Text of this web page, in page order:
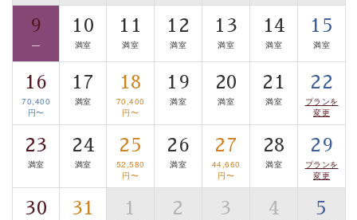
【旅】
■諏訪大社4社を巡る無料参拝バス
豊富な知識を持ったドライバー兼ガイドが諏訪大社をご
案内します。事前ご予約制ですので、ご利用ご希望の方
は【3日前まで】にお電話ください。
※交通規制などにより運行できない日がございます
※年末年始及び御柱祭前後は運行しておりません
以上がプラン内容です。
上諏訪温泉“しんゆ”なら諏訪大社など歴史ある諏訪の街
で心癒されます。 清らかな源泉、自然の恵みあるお食
9
—
10
満室
11
満室
12
満室
13
満室
14
満室
15
満室
16
70,400
円〜
17
満室
18
70,400
円〜
19
満室
20
満室
21
満室
22
プランを
変更
23
満室
24
満室
25
52,580
円〜
26
満室
27
44,660
円〜
28
満室
29
プランを
変更
30 31 1 2 3 4 5